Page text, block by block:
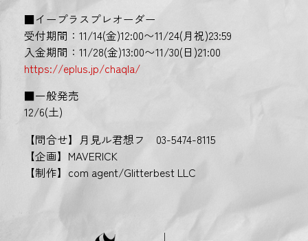
■イープラスプレオーダー
受付期間：11/14(金)12:00〜11/24(月祝)23:59
入金期間：11/28(金)13:00〜11/30(日)21:00
https://eplus.jp/chaqla/
■一般発売
12/6(土)
【問合せ】月見ル君想フ 03-5474-8115
【企画】MAVERICK
【制作】com agent/Glitterbest LLC